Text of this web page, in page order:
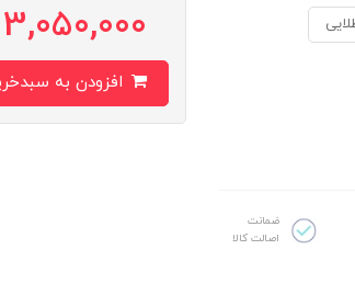
ضمانت
اصالت کالا
3,050,000